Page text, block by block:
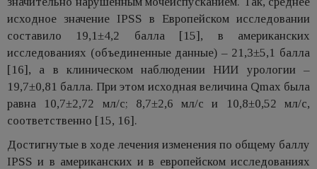
исходное значение IPSS в Европейском исследовании
составило 19,1±4,2 балла [15], в американских
исследованиях (объединенные данные) – 21,3±5,1 балла
[16], а в клиническом наблюдении НИИ урологии –
19,7±0,81 балла. При этом исходная величина Qmax была
равна 10,7±2,72 мл/с; 8,7±2,6 мл/с и 10,8±0,52 мл/с,
соответственно [15, 16].
Достигнутые в ходе лечения изменения по общему баллу
IPSS и в американских и в европейском исследованиях